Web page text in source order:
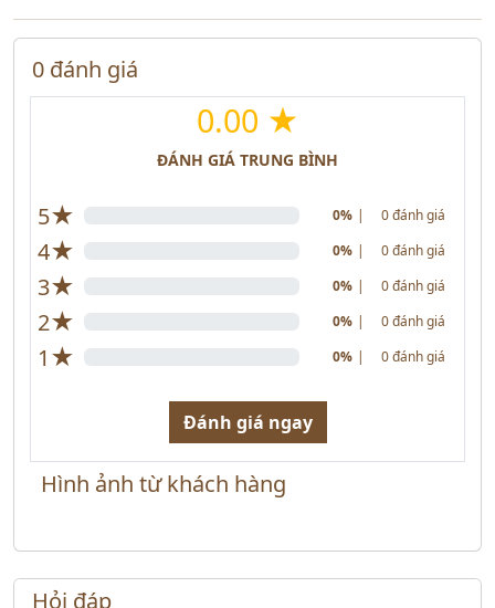
0 đánh giá
0.00 ★
ĐÁNH GIÁ TRUNG BÌNH
5★ 0% | 0 đánh giá
4★ 0% | 0 đánh giá
3★ 0% | 0 đánh giá
2★ 0% | 0 đánh giá
1 ★ 0% | 0 đánh giá
Đánh giá ngay
Hình ảnh từ khách hàng
Hỏi đáp